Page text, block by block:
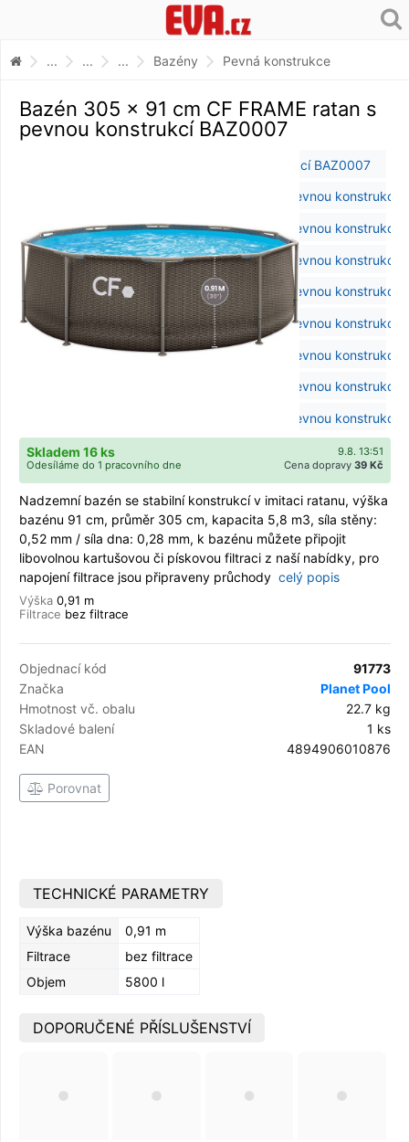
... ... ... Bazény Pevná konstrukce
Bazén 305 x 91 cm CF FRAME ratan s
pevnou konstrukcí BAZ0007
9.8. 13:51
Skladem 16 ks
Cena dopravy 39 Kč
Odesíláme do 1 pracovního dne
Nadzemní bazén se stabilní konstrukcí v imitaci ratanu, výška
bazénu 91 cm, průměr 305 cm, kapacita 5,8 m3, síla stěny:
0,52 mm / síla dna: 0,28 mm, k bazénu můžete připojit
libovolnou kartušovou či pískovou filtraci z naší nabídky, pro
napojení filtrace jsou připraveny průchody celý popis
Výška 0,91 m
Filtrace bez filtrace
Objednací kód
91773
Značka
Planet Pool
Hmotnost vč. obalu
22.7 kg
Skladové balení
1 ks
EAN
4894906010876
Porovnat
TECHNICKÉ PARAMETRY
Výška bazénu
0,91 m
Filtrace
bez filtrace
Objem
5800 l
DOPORUČENÉ PŘÍSLUŠENSTVÍ